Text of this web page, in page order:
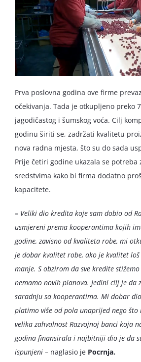
Prva poslovna godina ove firme
očekivanja. Tada je otkupljeno preko
jagodičastog i šumskog voća. Cilj
godinu širiti se, zadržati kvalitetu
nova radna mjesta, što su do sada
Prije četiri godine ukazala se potreba
sredstvima kako bi firma dodatno
kapacitete.
– Veliki dio kredita koje sam dobio od
usmjereni prema kooperantima kojih
godine, zavisno od kvaliteta robe, mi
je dobar kvalitet robe, ako je kvalitet
manje. S obzirom da sve kredite
nemamo novih planova. Jedini cilj je da
saradnju sa kooperantima. Mi dobar
platimo više od pola unaprijed nego što
velika zahvalnost Razvojnoj banci koja
godina finansirala i najbitniji dio je da
ispunjeni – naglasio je Pocrnja.